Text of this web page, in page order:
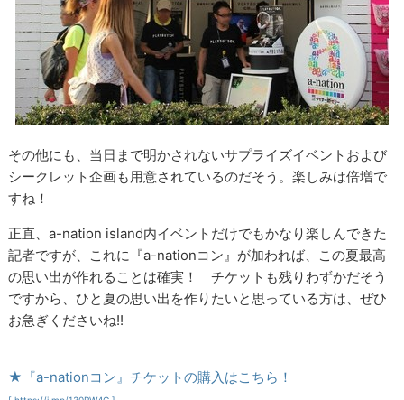
その他にも、当日まで明かされないサプライズイベントおよび
シークレット企画も用意されているのだそう。楽しみは倍増で
すね！
正直、a-nation island内イベントだけでもかなり楽しんできた
記者ですが、これに『a-nationコン』が加われば、この夏最高
の思い出が作れることは確実！ チケットも残りわずかだそう
ですから、ひと夏の思い出を作りたいと思っている方は、ぜひ
お急ぎくださいね!!
★『a-nationコン』チケットの購入はこちら！